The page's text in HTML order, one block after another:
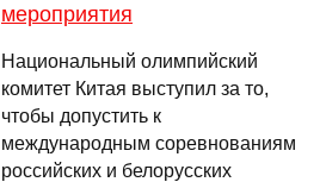
мероприятия
Национальный олимпийский
комитет Китая выступил за то,
чтобы допустить к
международным соревнованиям
российских и белорусских